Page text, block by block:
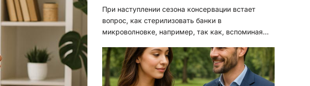
При наступлении сезона консервации встает
вопрос, как стерилизовать банки в
микроволновке, например, так как, вспоминая…